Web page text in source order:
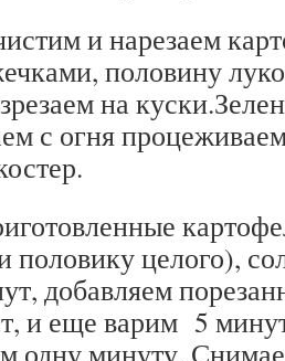
и нарезаем
половину
на
с огня
половику целого),
добавляем
и еще варим 5
одну минуту.